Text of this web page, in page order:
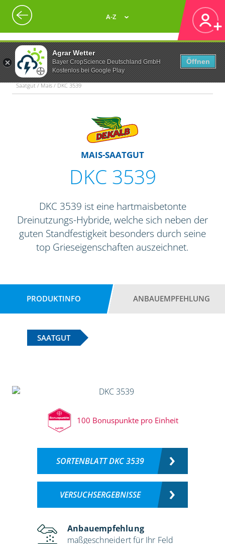
Agrar Wetter
Bayer CropScience Deutschland GmbH
Kostenlos bei Google Play
Öffnen
A-Z
Saatgut / Mais / DKC 3539
MAIS-SAATGUT
DKC 3539
DKC 3539 ist eine hartmaisbetonte
Dreinutzungs-Hybride, welche sich neben der
guten Standfestigkeit besonders durch seine
top Grieseigenschaften auszeichnet.
PRODUKTINFO ANBAUEMPFEHLUNG
SAATGUT
100 Bonuspunkte pro Einheit
SORTENBLATT DKC 3539
VERSUCHSERGEBNISSE
Anbauempfehlung
maßgeschneidert für Ihr Feld